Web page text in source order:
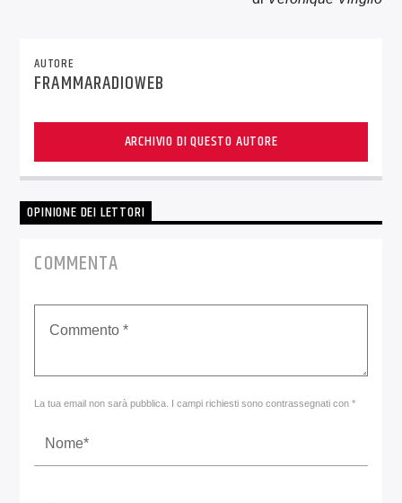
AUTORE
FRAMMARADIOWEB
ARCHIVIO DI QUESTO AUTORE
OPINIONE DEI LETTORI
COMMENTA
La tua email non sarà pubblica. I campi richiesti sono contrassegnati con *